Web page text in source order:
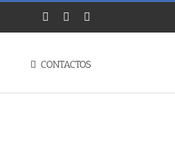
FacebookInstagram
CONTACTOS